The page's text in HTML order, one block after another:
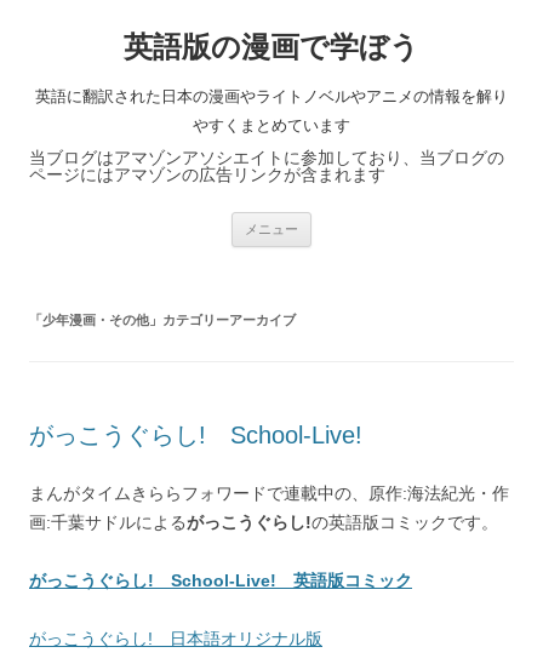
英語版の漫画で学ぼう
英語に翻訳された日本の漫画やライトノベルやアニメの情報を解り
やすくまとめています
当ブログはアマゾンアソシエイトに参加しており、当ブログの
ページにはアマゾンの広告リンクが含まれます
メニュー
「少年漫画・その他」カテゴリーアーカイブ
がっこうぐらし! School-Live!
まんがタイムきららフォワードで連載中の、原作:海法紀光・作
画:千葉サドルによるがっこうぐらし!の英語版コミックです。
がっこうぐらし! School-Live! 英語版コミック
がっこうぐらし! 日本語オリジナル版